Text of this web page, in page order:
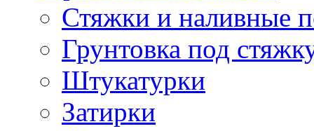
Стяжки и наливные
Грунтовка под
Штукатурки
Затирки